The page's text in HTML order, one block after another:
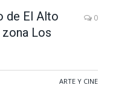
de El Alto
Los
0
ARTE Y CINE